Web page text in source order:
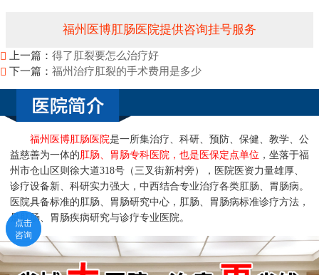
福州医博肛肠医院提供咨询挂号服务
上一篇： 得了肛裂要怎么治疗好
下一篇： 福州治疗肛裂的手术费用是多少
福州医博肛肠医院是一所集治疗、科研、预防、保健、教学、公
益慈善为一体的 肛肠、胃肠专科医院，也是医保定点单位 ，坐落于福
州市仓山区则徐大道318号（三叉街新村旁），医院医资力量雄厚、
诊疗设备新、科研实力强大，中西结合专业治疗各类肛肠、胃肠病。
医院具备标准的肛肠、胃肠研究中心，肛肠、胃肠病标准诊疗方法，
是肛肠、胃肠疾病研究与诊疗专业医院。
点击
咨询
点击
咨询